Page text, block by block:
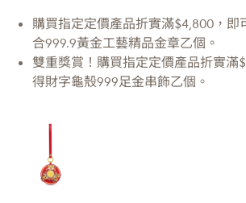
購買指定定價產品折實滿$4,800，即
合999.9黃金工藝精品金章乙個。
雙重獎賞！購買指定定價產品折實滿
得財字龜殼999足金串飾乙個。